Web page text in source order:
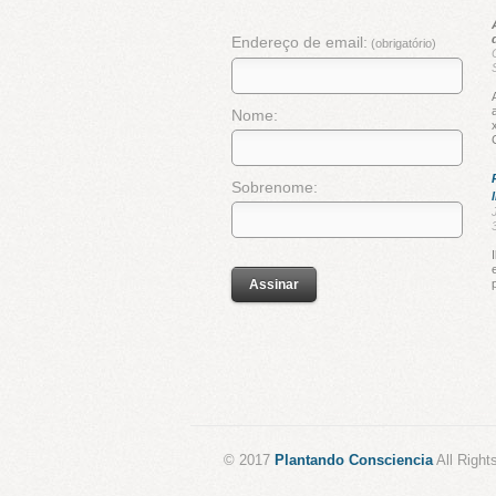
Endereço de email: (obrigatório)
Nome:
Sobrenome:
© 2017 Plantando ConscienciaAll